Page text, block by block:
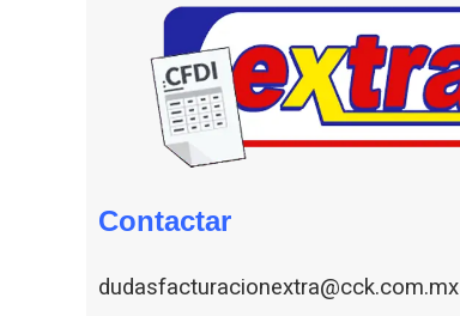
Contactar
dudasfacturacionextra@cck.com.mx